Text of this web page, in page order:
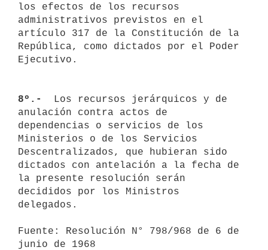
los efectos de los recursos
administrativos previstos en el
artículo 317 de la Constitución de la
República, como dictados por el Poder
Ejecutivo.
8º.-
Los recursos jerárquicos y de
anulación contra actos de
dependencias o servicios de los
Ministerios o de los Servicios
Descentralizados, que hubieran sido
dictados con antelación a la fecha de
la presente resolución serán
decididos por los Ministros
delegados.
Fuente: Resolución N° 798/968 de 6 de
junio de 1968